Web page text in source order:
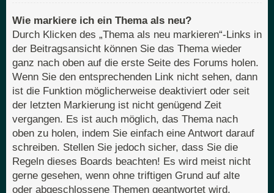
Wie markiere ich ein Thema als neu?
Durch Klicken des „Thema als neu markieren“-Links in
der Beitragsansicht können Sie das Thema wieder
ganz nach oben auf die erste Seite des Forums holen.
Wenn Sie den entsprechenden Link nicht sehen, dann
ist die Funktion möglicherweise deaktiviert oder seit
der letzten Markierung ist nicht genügend Zeit
vergangen. Es ist auch möglich, das Thema nach
oben zu holen, indem Sie einfach eine Antwort darauf
schreiben. Stellen Sie jedoch sicher, dass Sie die
Regeln dieses Boards beachten! Es wird meist nicht
gerne gesehen, wenn ohne triftigen Grund auf alte
oder abgeschlossene Themen geantwortet wird.